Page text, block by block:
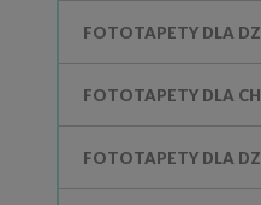
FOTOTAPETY DLA
FOTOTAPETY DLA
FOTOTAPETY DLA